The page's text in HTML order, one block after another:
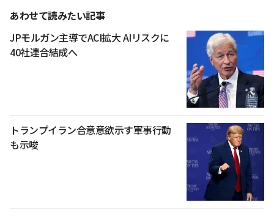
あわせて読みたい記事
JPモルガン主導でACI拡大 AIリスクに
40社連合結成へ
トランプイラン合意意欲示す軍事行動
も示唆